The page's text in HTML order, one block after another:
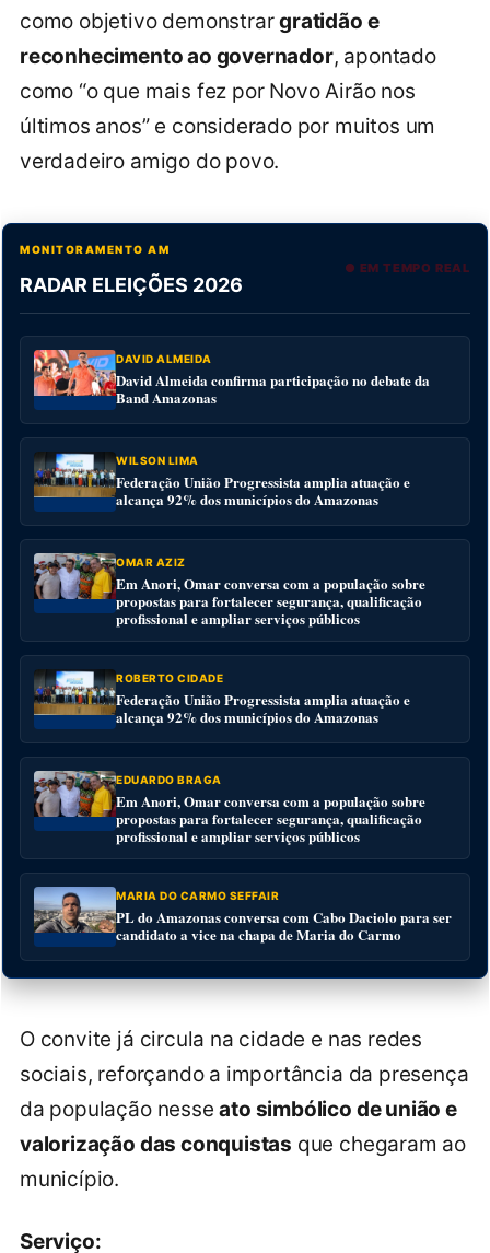
como objetivo demonstrargratidão e
reconhecimento ao governador, apontado
como “o que mais fez por Novo Airão nos
últimos anos” e considerado por muitos um
verdadeiro amigo do povo.
MONITORAMENTO AM
RADAR ELEIÇÕES 2026
● EM TEMPO REAL
DAVID ALMEIDA
David Almeida confirma participação no debate da
Band Amazonas
WILSON LIMA
Federação União Progressista amplia atuação e
alcança 92% dos municípios do Amazonas
OMAR AZIZ
Em Anori, Omar conversa com a população sobre
propostas para fortalecer segurança, qualificação
profissional e ampliar serviços públicos
ROBERTO CIDADE
Federação União Progressista amplia atuação e
alcança 92% dos municípios do Amazonas
EDUARDO BRAGA
Em Anori, Omar conversa com a população sobre
propostas para fortalecer segurança, qualificação
profissional e ampliar serviços públicos
MARIA DO CARMO SEFFAIR
PL do Amazonas conversa com Cabo Daciolo para ser
candidato a vice na chapa de Maria do Carmo
O convite já circula na cidade e nas redes
sociais, reforçando a importância da presença
da população nesseato simbólico de união e
valorização das conquistas que chegaram ao
município.
Serviço: